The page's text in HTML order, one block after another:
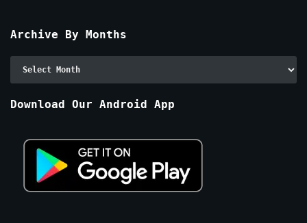
Archive By Months
Download Our Android App